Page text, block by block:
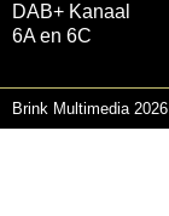
DAB+ Kanaal
6A en 6C
Brink Multimedia